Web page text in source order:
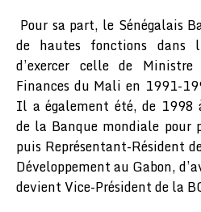
Pour sa part, le Sénégalais
de hautes fonctions dans
d’exercer celle de
Finances du Mali en 1991-
Il a également été, de
de la Banque mondiale pour
puis Représentant-Résident
Développement au Gabon,
devient Vice-Président de la